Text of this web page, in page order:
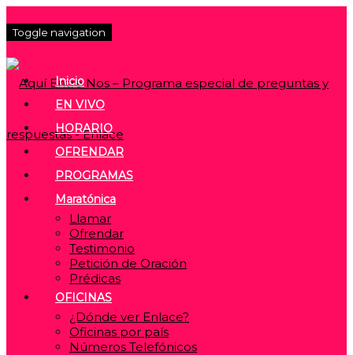
Toggle navigation
Inicio
EN VIVO
HORARIO
OFRENDAR
PROGRAMAS
Maratónica
Llamar
Ofrendar
Testimonio
Petición de Oración
Prédicas
OFICINAS
¿Dónde ver Enlace?
Oficinas por país
Números Telefónicos